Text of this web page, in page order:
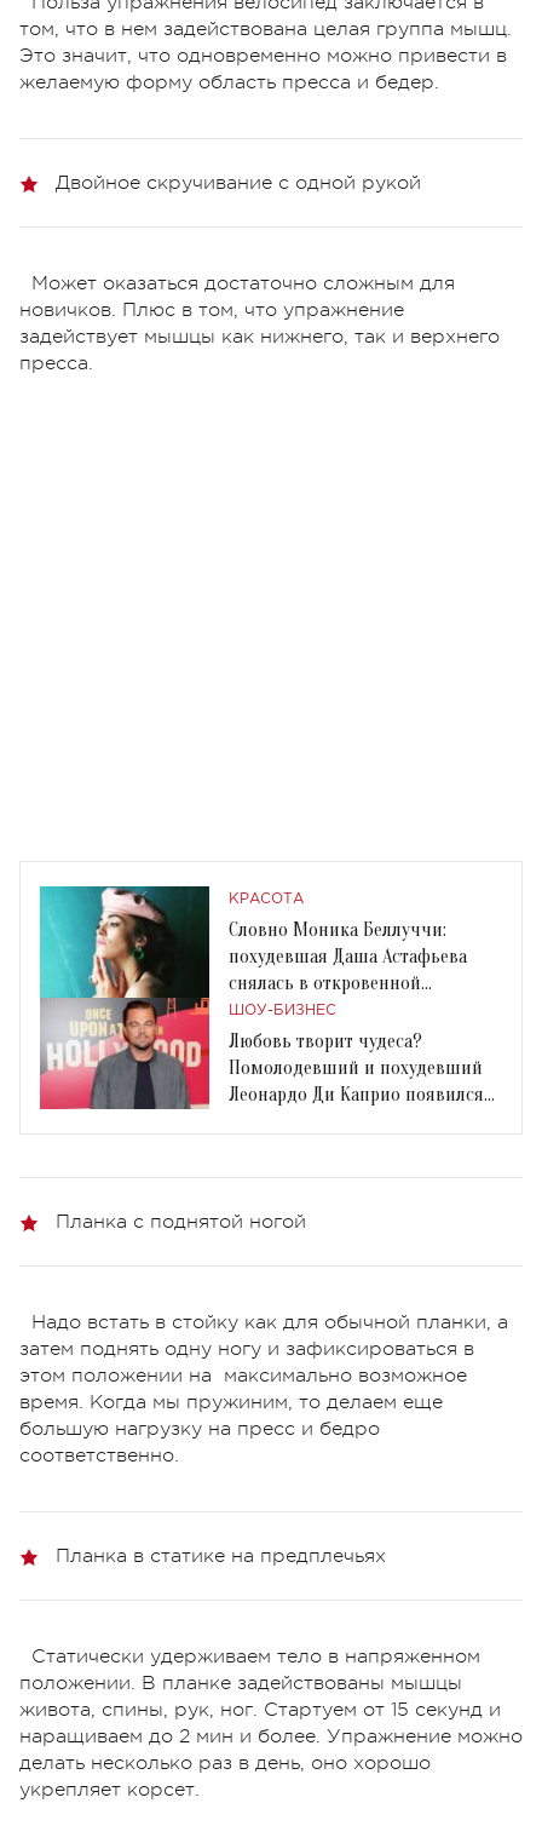
том, что в нем задействована целая группа мышц.
Это значит, что одновременно можно привести в
желаемую форму область пресса и бедер.
Двойное скручивание с одной рукой
Может оказаться достаточно сложным для
новичков. Плюс в том, что упражнение
задействует мышцы как нижнего, так и верхнего
пресса.
КРАСОТА
Словно Моника Беллуччи:
похудевшая Даша Астафьева
снялась в откровенной
фотосессии
ШОУ-БИЗНЕС
Любовь творит чудеса?
Помолодевший и похудевший
Леонардо Ди Каприо появился
Планка с поднятой ногой
Надо встать в стойку как для обычной планки, а
затем поднять одну ногу и зафиксироваться в
этом положении на максимально возможное
время. Когда мы пружиним, то делаем еще
большую нагрузку на пресс и бедро
соответственно.
Планка в статике на предплечьях
Статически удерживаем тело в напряженном
положении. В планке задействованы мышцы
живота, спины, рук, ног. Стартуем от 15 секунд и
наращиваем до 2 мин и более. Упражнение можно
делать несколько раз в день, оно хорошо
укрепляет корсет.